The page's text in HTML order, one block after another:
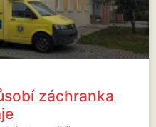
záchranka